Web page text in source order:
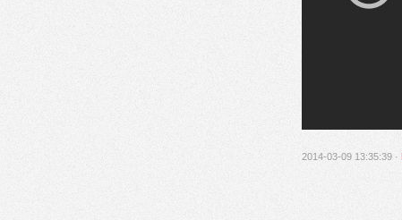
2014-03-09 13:35:39 ·